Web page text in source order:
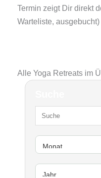
Termin zeigt Dir direkt
Warteliste,
Alle Yoga Retreats im